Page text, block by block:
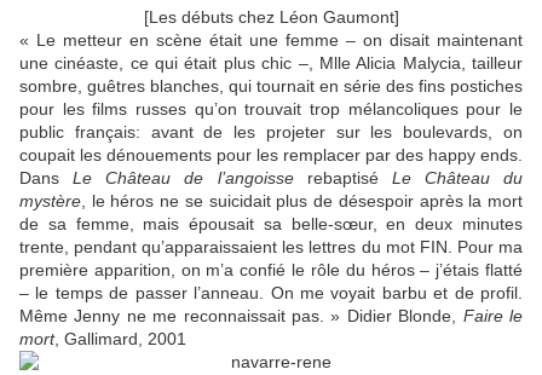
[Les débuts chez Léon Gaumont]
« Le metteur en scène était une femme – on disait maintenant
une cinéaste, ce qui était plus chic –, Mlle Alicia Malycia, tailleur
sombre, guêtres blanches, qui tournait en série des fins postiches
pour les films russes qu’on trouvait trop mélancoliques pour le
public français: avant de les projeter sur les boulevards, on
coupait les dénouements pour les remplacer par des happy ends.
DansLe Château de l’angoisserebaptisé Le Château du
mystère , le héros ne se suicidait plus de désespoir après la mort
de sa femme, mais épousait sa belle-sœur, en deux minutes
trente, pendant qu’apparaissaient les lettres du mot FIN. Pour ma
première apparition, on m’a confié le rôle du héros – j’étais flatté
– le temps de passer l’anneau. On me voyait barbu et de profil.
Même Jenny ne me reconnaissait pas. » Didier Blonde, Faire le
mort, Gallimard, 2001